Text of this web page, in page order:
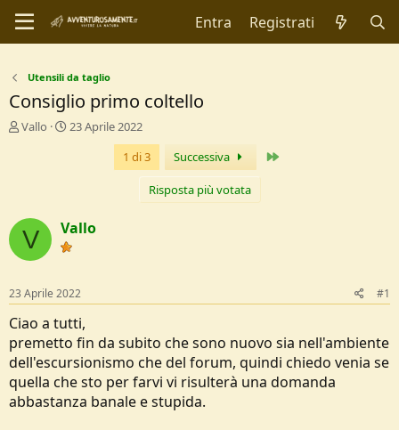
Entra Registrati
Utensili da taglio
Consiglio primo coltello
C
r
e
c
u
s
s
i
o
n
Vallo
D
I
n
i
i
o
23 Aprile 2022
1 di 3
Successiva
Risposta più votata
V Vallo
23 Aprile 2022 #1
Ciao a tutti,
premetto fin da subito che sono nuovo sia nell'ambiente
dell'escursionismo che del forum, quindi chiedo venia se
quella che sto per farvi vi risulterà una domanda
abbastanza banale e stupida.